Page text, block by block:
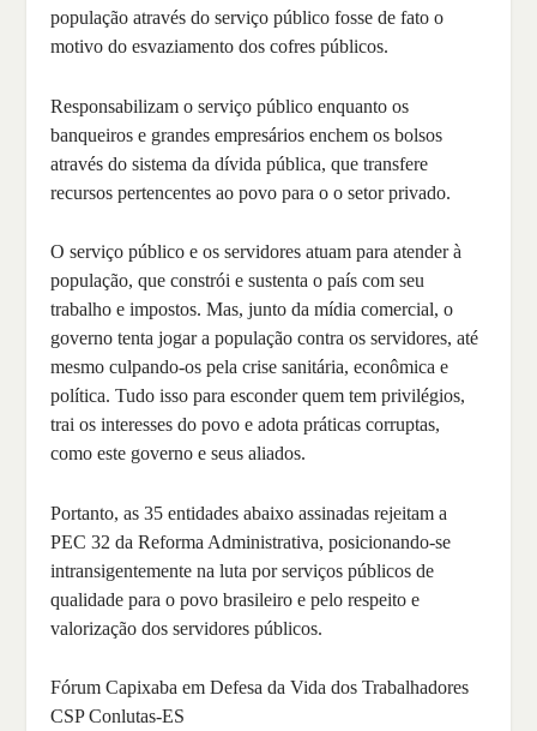
população através do serviço público fosse de fato o
motivo do esvaziamento dos cofres públicos.
Responsabilizam o serviço público enquanto os
banqueiros e grandes empresários enchem os bolsos
através do sistema da dívida pública, que transfere
recursos pertencentes ao povo para o o setor privado.
O serviço público e os servidores atuam para atender à
população, que constrói e sustenta o país com seu
trabalho e impostos. Mas, junto da mídia comercial, o
governo tenta jogar a população contra os servidores, até
mesmo culpando-os pela crise sanitária, econômica e
política. Tudo isso para esconder quem tem privilégios,
trai os interesses do povo e adota práticas corruptas,
como este governo e seus aliados.
Portanto, as 35 entidades abaixo assinadas rejeitam a
PEC 32 da Reforma Administrativa, posicionando-se
intransigentemente na luta por serviços públicos de
qualidade para o povo brasileiro e pelo respeito e
valorização dos servidores públicos.
Fórum Capixaba em Defesa da Vida dos Trabalhadores
CSP Conlutas-ES